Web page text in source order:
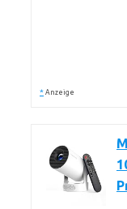
* Anzeige